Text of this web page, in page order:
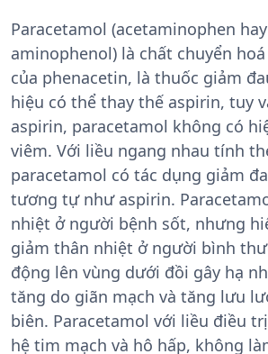
Paracetamol (acetaminophen
aminophenol) là chất chuyển
của phenacetin, là thuốc giảm
hiệu có thể thay thế aspirin, tuy
aspirin, paracetamol không có
viêm. Với liều ngang nhau tính
paracetamol có tác dụng giảm
tương tự như aspirin.
nhiệt ở người bệnh sốt, nhưng
giảm thân nhiệt ở người bình
động lên vùng dưới đồi gây hạ
tăng do giãn mạch và tăng lưu
biên. Paracetamol với liều điều
hệ tim mạch và hô hấp, không